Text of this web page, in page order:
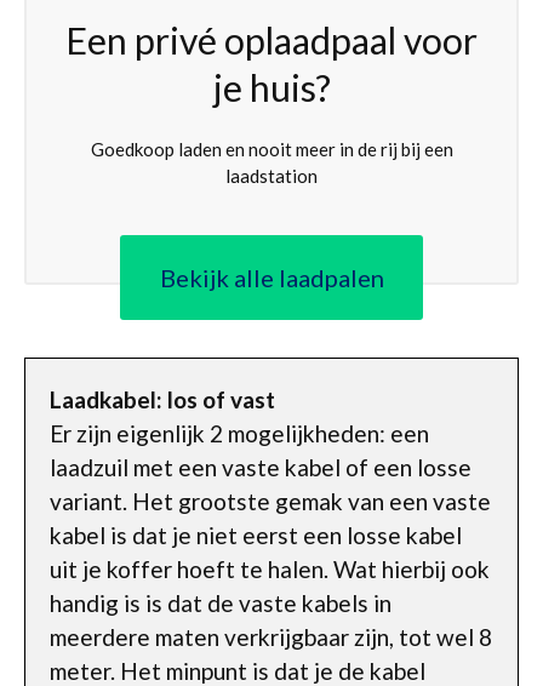
Een privé oplaadpaal voor
je huis?
Goedkoop laden en nooit meer in de rij bij een
laadstation
Bekijk alle laadpalen
Laadkabel: los of vast
Er zijn eigenlijk 2 mogelijkheden: een
laadzuil met een vaste kabel of een losse
variant. Het grootste gemak van een vaste
kabel is dat je niet eerst een losse kabel
uit je koffer hoeft te halen. Wat hierbij ook
handig is is dat de vaste kabels in
meerdere maten verkrijgbaar zijn, tot wel 8
meter. Het minpunt is dat je de kabel